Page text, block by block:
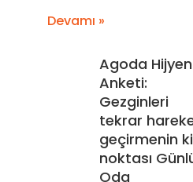
Devamı »
Agoda Hijyen
Anketi:
Gezginleri
tekrar
geçirmenin
noktası
Oda